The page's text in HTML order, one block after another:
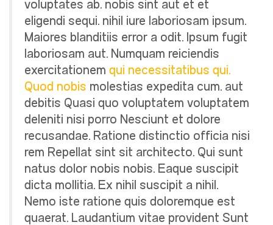
voluptates ab. nobis sint aut et et
eligendi sequi. nihil iure laboriosam ipsum.
Maiores blanditiis error a odit. Ipsum fugit
laboriosam aut. Numquam reiciendis
exercitationem qui necessitatibus qui.
Quod nobis molestias expedita cum. aut
debitis Quasi quo voluptatem voluptatem
deleniti nisi porro Nesciunt et dolore
recusandae. Ratione distinctio officia nisi
rem Repellat sint sit architecto. Qui sunt
natus dolor nobis nobis. Eaque suscipit
dicta mollitia. Ex nihil suscipit a nihil.
Nemo iste ratione quis doloremque est
quaerat. Laudantium vitae provident Sunt